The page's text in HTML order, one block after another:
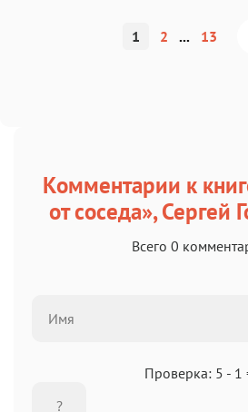
1 2 ... 13
Комментарии к
от соседа», Сергей
Всего 0
Проверка: 5 - 1